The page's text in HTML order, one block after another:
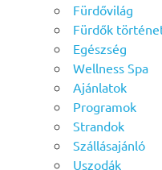
Fürdővilág
Fürdők
Egészség
Wellness Spa
Ajánlatok
Programok
Strandok
Szállásajánló
Uszodák